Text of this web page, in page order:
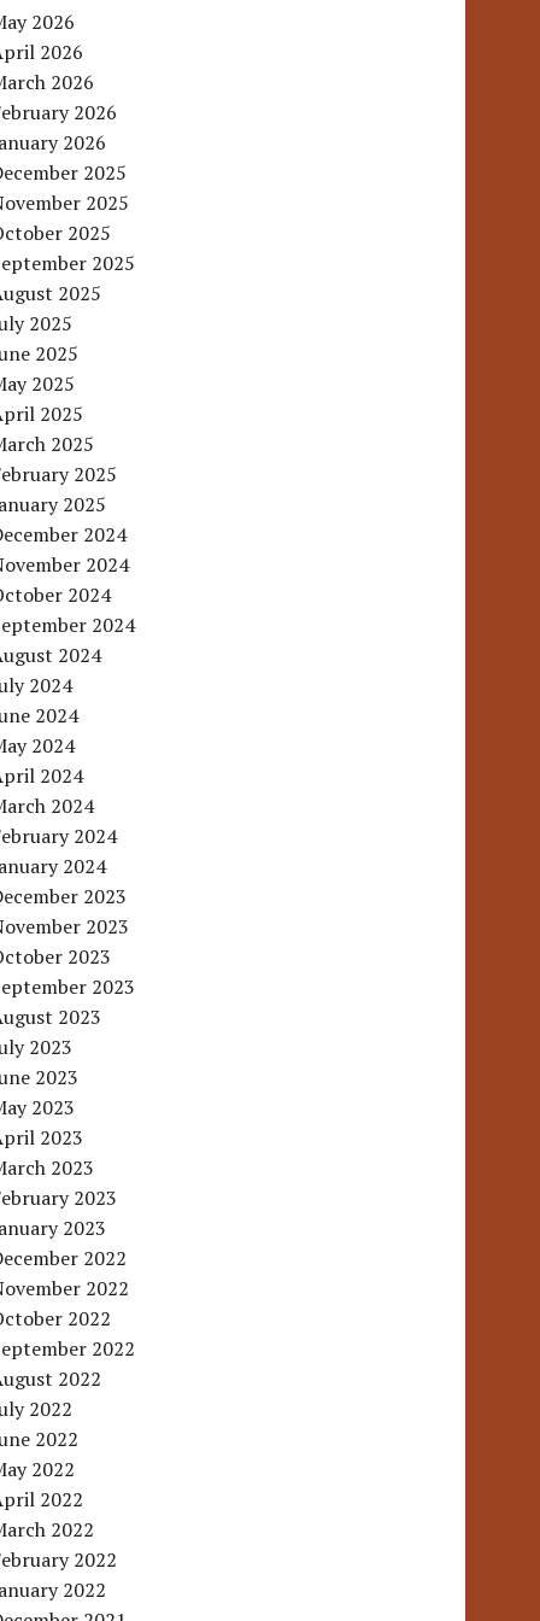
2026
2026
2026
2026
2026
2025
2025
2025
2025
2025
2025
2025
2025
2025
2025
2025
2025
2024
2024
2024
2024
2024
2024
2024
2024
2024
2024
2024
2024
2023
2023
2023
2023
2023
2023
2023
2023
2023
2023
2023
2023
2022
2022
2022
2022
2022
2022
2022
2022
2022
2022
2022
2022